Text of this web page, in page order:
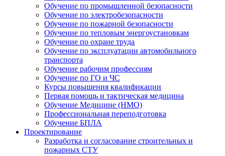
Обучение по промышленной безопасности
Обучение по электробезопасности
Обучение по пожарной безопасности
Обучение по тепловым энергоустановкам
Обучение по охране труда
Обучение по эксплуатации автомобильного
транспорта
Обучение рабочим профессиям
Обучение по ГО и ЧС
Курсы повышения квалификации
Первая помощь и тактическая медицина
Обучение Медицине (НМО)
Профессиональная переподготовка
Обучение БПЛА
Проектирование
Разработка и согласование строительных и
пожарных СТУ